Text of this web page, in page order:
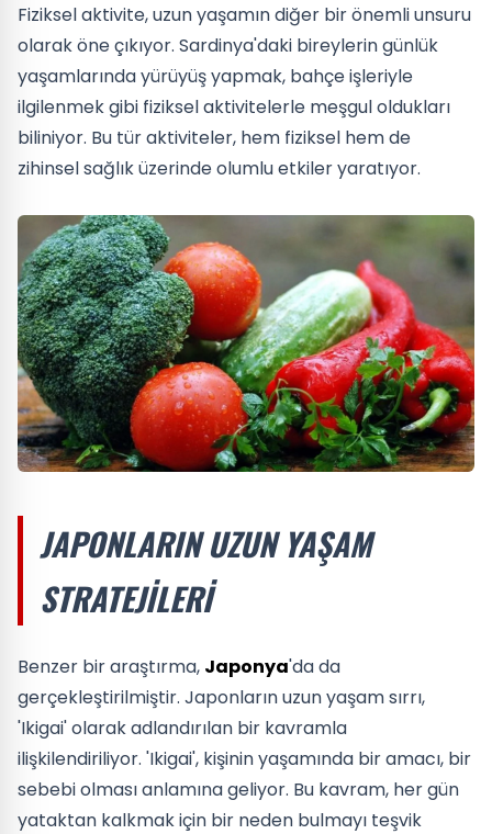
Fiziksel aktivite, uzun yaşamın diğer bir önemli unsuru
olarak öne çıkıyor. Sardinya'daki bireylerin günlük
yaşamlarında yürüyüş yapmak, bahçe işleriyle
ilgilenmek gibi fiziksel aktivitelerle meşgul oldukları
biliniyor. Bu tür aktiviteler, hem fiziksel hem de
zihinsel sağlık üzerinde olumlu etkiler yaratıyor.
JAPONLARIN UZUN YAŞAM
STRATEJILERI
Benzer bir araştırma, Japonya'da da
gerçekleştirilmiştir. Japonların uzun yaşam sırrı,
'Ikigai' olarak adlandırılan bir kavramla
ilişkilendiriliyor. 'Ikigai', kişinin yaşamında bir amacı, bir
sebebi olması anlamına geliyor. Bu kavram, her gün
yataktan kalkmak için bir neden bulmayı teşvik